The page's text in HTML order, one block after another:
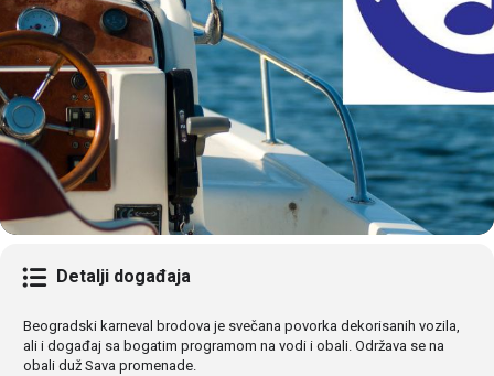
Detalji događaja
Beogradski karneval brodova je svečana povorka dekorisanih vozila,
ali i događaj sa bogatim programom na vodi i obali. Održava se na
obali duž Sava promenade.